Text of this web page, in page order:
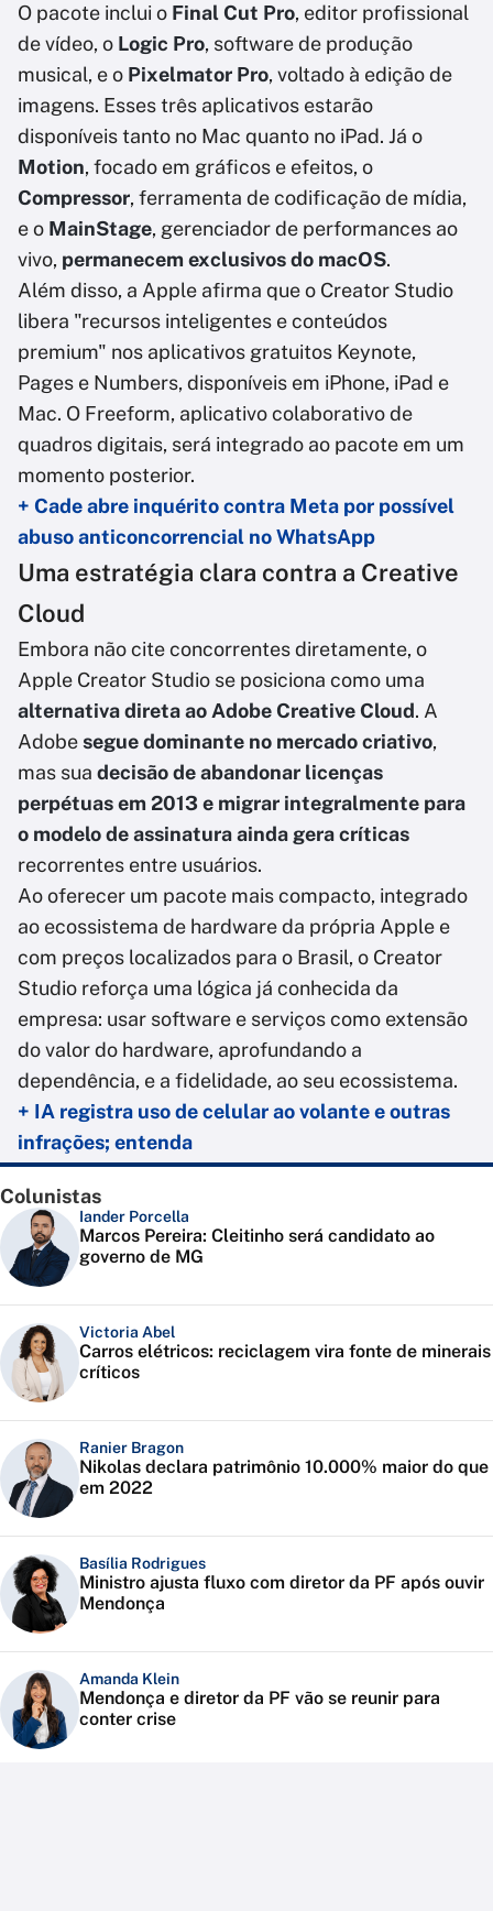
O pacote inclui o Final Cut Pro, editor profissional
de vídeo, o Logic Pro, software de produção
musical, e o Pixelmator Pro, voltado à edição de
imagens. Esses três aplicativos estarão
disponíveis tanto no Mac quanto no iPad. Já o
Motion, focado em gráficos e efeitos, o
Compressor, ferramenta de codificação de mídia,
e o MainStage, gerenciador de performances ao
vivo, permanecem exclusivos do macOS.
Além disso, a Apple afirma que o Creator Studio
libera "recursos inteligentes e conteúdos
premium" nos aplicativos gratuitos Keynote,
Pages e Numbers, disponíveis em iPhone, iPad e
Mac. O Freeform, aplicativo colaborativo de
quadros digitais, será integrado ao pacote em um
momento posterior.
+ Cade abre inquérito contra Meta por possível
abuso anticoncorrencial no WhatsApp
Uma estratégia clara contra a Creative
Cloud
Embora não cite concorrentes diretamente, o
Apple Creator Studio se posiciona como uma
alternativa direta ao Adobe Creative Cloud. A
Adobesegue dominante no mercado criativo,
mas sua decisão de abandonar licenças
perpétuas em 2013 e migrar integralmente para
o modelo de assinatura ainda gera críticas
recorrentes entre usuários.
Ao oferecer um pacote mais compacto, integrado
ao ecossistema de hardware da própria Apple e
com preços localizados para o Brasil, o Creator
Studio reforça uma lógica já conhecida da
empresa: usar software e serviços como extensão
do valor do hardware, aprofundando a
dependência, e a fidelidade, ao seu ecossistema.
+ IA registra uso de celular ao volante e outras
infrações; entenda
Colunistas
Iander Porcella
Marcos Pereira: Cleitinho será candidato ao
governo de MG
Victoria Abel
Carros elétricos: reciclagem vira fonte de minerais
críticos
Ranier Bragon
Nikolas declara patrimônio 10.000% maior do que
em 2022
Basília Rodrigues
Ministro ajusta fluxo com diretor da PF após ouvir
Mendonça
Amanda Klein
Mendonça e diretor da PF vão se reunir para
conter crise